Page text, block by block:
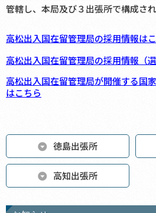
管轄し、本局及び３出張所で構成され
高松出入国在留管理局の採用情報は
高松出入国在留管理局の採用情報（
高松出入国在留管理局が開催する国
はこちら
徳島出張所
高知出張所